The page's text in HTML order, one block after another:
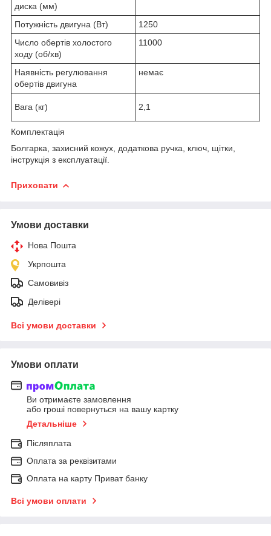
диска (мм)
Потужність двигуна (Вт)
1250
Число обертів холостого
ходу (об/хв)
11000
Наявність регулювання
обертів двигуна
немає
Вага (кг) 2,1
Комплектація
Болгарка, захисний кожух, додаткова ручка, ключ, щітки,
інструкція з експлуатації.
Приховати
Умови доставки
Нова Пошта
Укрпошта
Самовивіз
Делівері
Всі умови доставки
Умови оплати
Ви отримаєте замовлення
або гроші повернуться на вашу картку
Детальніше
Післяплата
Оплата за реквізитами
Оплата на карту Приват банку
Всі умови оплати